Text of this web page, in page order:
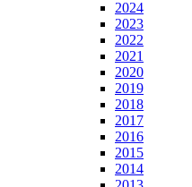
2024
2023
2022
2021
2020
2019
2018
2017
2016
2015
2014